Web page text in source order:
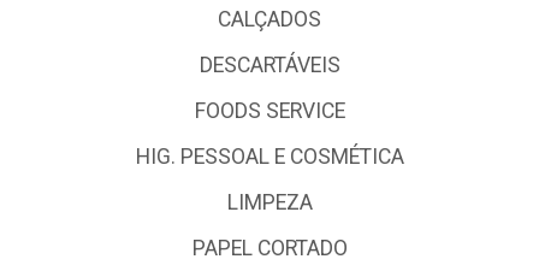
CALÇADOS
DESCARTÁVEIS
FOODS SERVICE
HIG. PESSOAL E COSMÉTICA
LIMPEZA
PAPEL CORTADO